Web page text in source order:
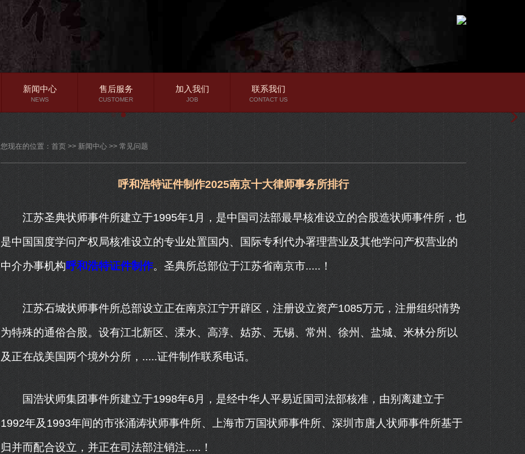
行业资讯
常见问题
新闻中心
NEWS
售后服务
CUSTOMER
加入我们
JOB
联系我们
CONTACT US
您现在的位置： 首页 >> 新闻中心 >> 常见问题
呼和浩特证件制作2025南京十大律师事务所排行
江苏圣典状师事件所建立于1995年1月，是中国司法部最早核准设立的合股造状师事件所，也
是中国国度学问产权局核准设立的专业处置国内、国际专利代办署理营业及其他学问产权营业的
中介办事机构呼和浩特证件制作。圣典所总部位于江苏省南京市.....！
江苏石城状师事件所总部设立正在南京江宁开辟区，注册设立资产1085万元，注册组织情势
为特殊的通俗合股。设有江北新区、溧水、高淳、姑苏、无锡、常州、徐州、盐城、米林分所以
及正在战美国两个境外分所，.....证件制作联系电话。
国浩状师集团事件所建立于1998年6月，是经中华人平易近国司法部核准，由别离建立于
1992年及1993年间的市张涌涛状师事件所、上海市万国状师事件所、深圳市唐人状师事件所基于
归并而配合设立，并正在司法部注销注.....！